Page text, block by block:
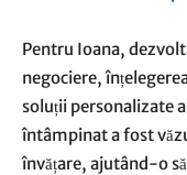
Pentru Ioana,
negociere,
soluții personalizate
întâmpinat a fost
învățare, ajutând-o